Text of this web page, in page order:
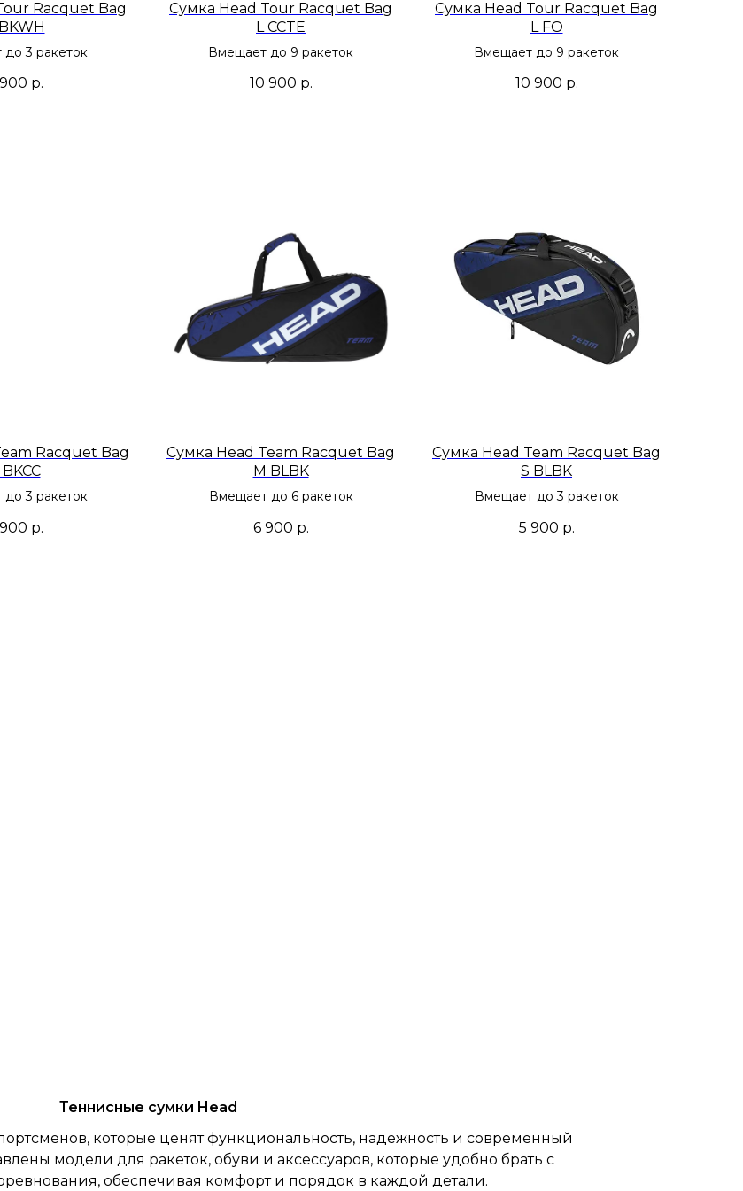
Racquet Bag
3 ракеток
р.
Сумка Head Tour Racquet Bag
L CCTE
Вмещает до 9 ракеток
10 900 р.
Сумка Head Tour Racquet Bag
L FO
Вмещает до 9 ракеток
10 900 р.
Racquet Bag
BKCC
3 ракеток
р.
Сумка Head Team Racquet Bag
M BLBK
Вмещает до 6 ракеток
6 900 р.
Сумка Head Team Racquet Bag
S BLBK
Вмещает до 3 ракеток
5 900 р.
Теннисные сумки Head
которые ценят функциональность, надежность и современный
модели для ракеток, обуви и аксессуаров, которые удобно брать с
обеспечивая комфорт и порядок в каждой детали.